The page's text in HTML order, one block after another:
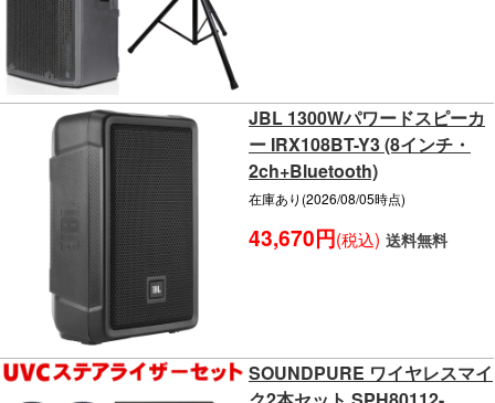
JBL 1300Wパワードスピーカ
ー IRX108BT-Y3 (8インチ・
2ch+Bluetooth)
在庫あり(2026/08/05時点)
43,670円(税込) 送料無料
SOUNDPURE ワイヤレスマイ